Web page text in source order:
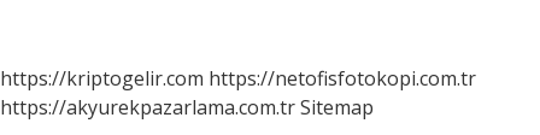
https://kriptogelir.com https://netofisfotokopi.com.tr
https://akyurekpazarlama.com.trSitemap